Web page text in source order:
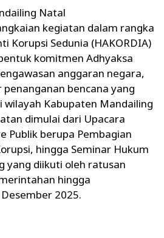
Natal
kegiatan dalam rangka
Korupsi Sedunia (HAKORDIA)
komitmen Adhyaksa
anggaran negara,
bencana yang
Kabupaten Mandailing
dimulai dari Upacara
Publik berupa Pembagian
hingga Seminar Hukum
yang diikuti oleh ratusan
hingga
2025.